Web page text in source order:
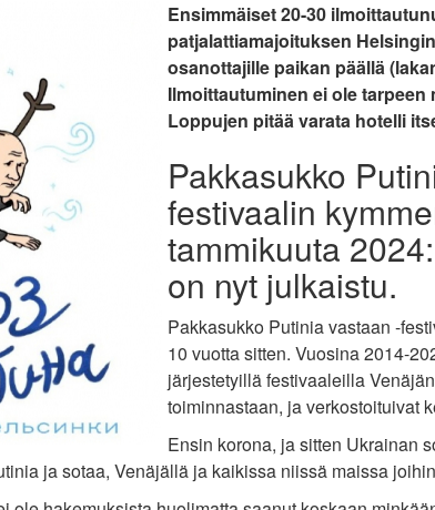
Ensimmäiset 20-30
patjalattiamajoituksen
osanottajille paikan päällä
Ilmoittautuminen ei ole
Loppujen pitää varata hotelli
Pakkasukko
festivaalin
tammikuuta 2024:
on nyt julkaistu.
Pakkasukko Putinia vastaan -
10 vuotta sitten. Vuosina 2014-
järjestetyillä festivaaleilla
toiminnastaan, ja verkostoituivat
Ensin korona, ja sitten Ukrainan
ja sotaa, Venäjällä ja kaikissa niissä maissa